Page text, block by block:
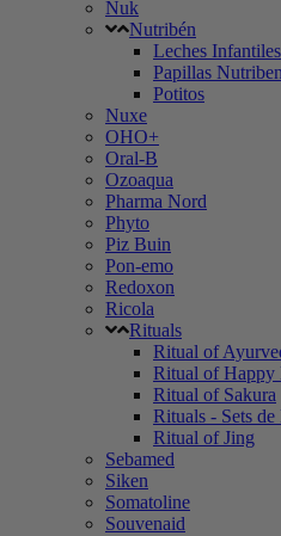
Nuk
Nutribén
Leches Infantiles
Papillas Nutriben
Potitos
Nuxe
OHO+
Oral-B
Ozoaqua
Pharma Nord
Phyto
Piz Buin
Pon-emo
Redoxon
Ricola
Rituals
Ritual of
Ritual of Happy
Ritual of Sakura
Rituals - Sets de
Ritual of Jing
Sebamed
Siken
Somatoline
Souvenaid